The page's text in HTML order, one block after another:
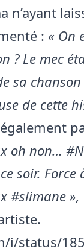
n’ayant
: « On
? Le mec
sa
de cette
oh non…
soir.
#slimane »,
i/status/